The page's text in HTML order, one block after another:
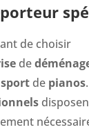
de choisir
de
de pianos.